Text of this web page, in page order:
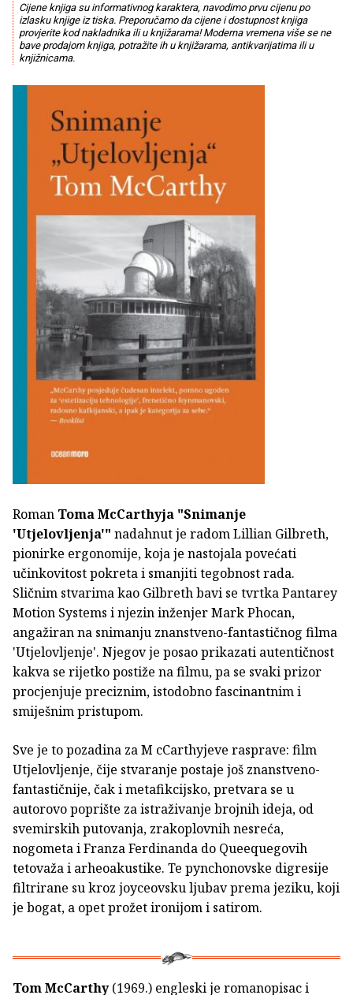
Cijene knjiga su informativnog karaktera, navodimo prvu cijenu po
izlasku knjige iz tiska. Preporučamo da cijene i dostupnost knjiga
provjerite kod nakladnika ili u knjižarama! Moderna vremena više se ne
bave prodajom knjiga, potražite ih u knjižarama, antikvarijatima ili u
knjižnicama.
Roman Toma McCarthyja "Snimanje
'Utjelovljenja'" nadahnut je radom Lillian Gilbreth,
pionirke ergonomije, koja je nastojala povećati
učinkovitost pokreta i smanjiti tegobnost rada.
Sličnim stvarima kao Gilbreth bavi se tvrtka Pantarey
Motion Systems i njezin inženjer Mark Phocan,
angažiran na snimanju znanstveno-fantastičnog filma
'Utjelovljenje'. Njegov je posao prikazati autentičnost
kakva se rijetko postiže na filmu, pa se svaki prizor
procjenjuje preciznim, istodobno fascinantnim i
smiješnim pristupom.
Sve je to pozadina za M cCarthyjeve rasprave: film
Utjelovljenje, čije stvaranje postaje još znanstveno-
fantastičnije, čak i metafikcijsko, pretvara se u
autorovo poprište za istraživanje brojnih ideja, od
svemirskih putovanja, zrakoplovnih nesreća,
nogometa i Franza Ferdinanda do Queequegovih
tetovaža i arheoakustike. Te pynchonovske digresije
filtrirane su kroz joyceovsku ljubav prema jeziku, koji
je bogat, a opet prožet ironijom i satirom.
Tom McCarthy(1969.) engleski je romanopisac i